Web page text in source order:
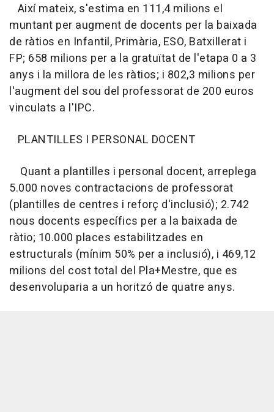
Així mateix, s'estima en 111,4 milions el
muntant per augment de docents per la baixada
de ràtios en Infantil, Primària, ESO, Batxillerat i
FP; 658 milions per a la gratuïtat de l'etapa 0 a 3
anys i la millora de les ràtios; i 802,3 milions per
l'augment del sou del professorat de 200 euros
vinculats a l'IPC.
PLANTILLES I PERSONAL DOCENT
Quant a plantilles i personal docent, arreplega
5.000 noves contractacions de professorat
(plantilles de centres i reforç d'inclusió); 2.742
nous docents específics per a la baixada de
ràtio; 10.000 places estabilitzades en
estructurals (mínim 50% per a inclusió), i 469,12
milions del cost total del Pla+Mestre, que es
desenvoluparia a un horitzó de quatre anys.